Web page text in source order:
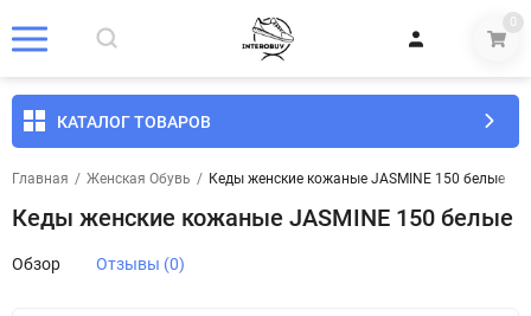
0
КАТАЛОГ ТОВАРОВ
Главная / Женская Обувь / Кеды женские кожаные JASMINE 150 белые
Кеды женские кожаные JASMINE 150 белые
Обзор Отзывы (0)